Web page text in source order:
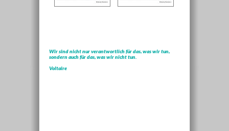
Wir sind nicht nur verantwortlich für das, was wir tun,
sondern auch für das, was wir nicht tun.
Voltaire